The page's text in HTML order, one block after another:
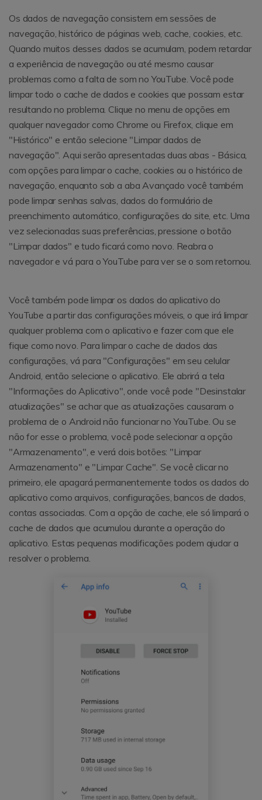
Os dados de navegação consistem em sessões de
navegação, histórico de páginas web, cache, cookies, etc.
Quando muitos desses dados se acumulam, podem retardar
a experiência de navegação ou até mesmo causar
problemas como a falta de som no YouTube. Você pode
limpar todo o cache de dados e cookies que possam estar
resultando no problema. Clique no menu de opções em
qualquer navegador como Chrome ou Firefox, clique em
"Histórico" e então selecione "Limpar dados de
navegação". Aqui serão apresentadas duas abas - Básica,
com opções para limpar o cache, cookies ou o histórico de
navegação, enquanto sob a aba Avançado você também
pode limpar senhas salvas, dados do formulário de
preenchimento automático, configurações do site, etc. Uma
vez selecionadas suas preferências, pressione o botão
"Limpar dados" e tudo ficará como novo. Reabra o
navegador e vá para o YouTube para ver se o som retornou.
Você também pode limpar os dados do aplicativo do
YouTube a partir das configurações móveis, o que irá limpar
qualquer problema com o aplicativo e fazer com que ele
fique como novo. Para limpar o cache de dados das
configurações, vá para "Configurações" em seu celular
Android, então selecione o aplicativo. Ele abrirá a tela
"Informações do Aplicativo", onde você pode "Desinstalar
atualizações" se achar que as atualizações causaram o
problema de o Android não funcionar no YouTube. Ou se
não for esse o problema, você pode selecionar a opção
"Armazenamento", e verá dois botões: "Limpar
Armazenamento" e "Limpar Cache". Se você clicar no
primeiro, ele apagará permanentemente todos os dados do
aplicativo como arquivos, configurações, bancos de dados,
contas associadas. Com a opção de cache, ele só limpará o
cache de dados que acumulou durante a operação do
aplicativo. Estas pequenas modificações podem ajudar a
resolver o problema.